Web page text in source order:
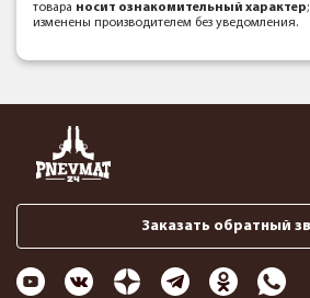
товара носит ознакомительный характер
изменены производителем без уведомления.
Заказать обратный